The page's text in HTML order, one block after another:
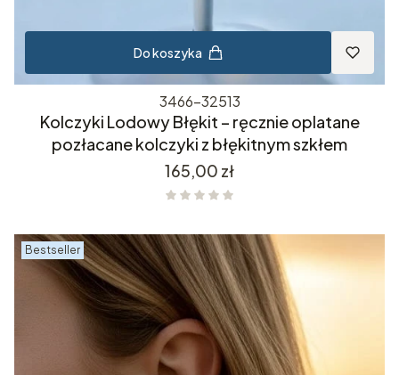
Do koszyka
3466-32513
Kolczyki Lodowy Błękit – ręcznie oplatane
pozłacane kolczyki z błękitnym szkłem
Cena
165,00 zł
Bestseller